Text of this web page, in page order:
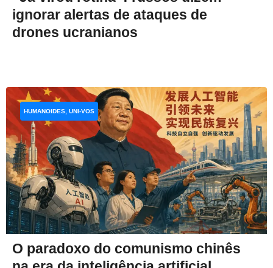
ignorar alertas de ataques de
drones ucranianos
O paradoxo do comunismo chinês
HUMANOIDES, UNI-VOS